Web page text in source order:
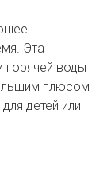
Эта
горячей воды
плюсом
детей или